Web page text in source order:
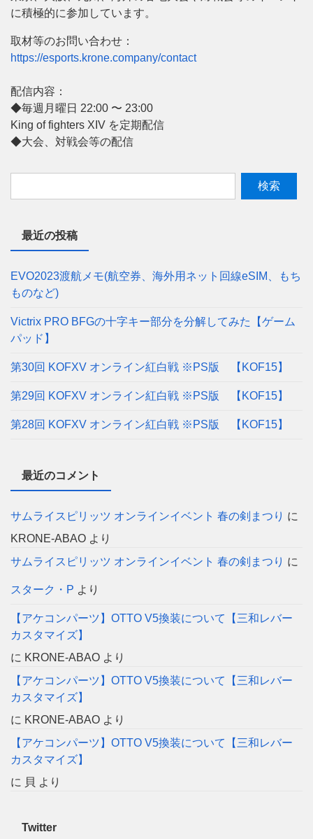
に積極的に参加しています。
取材等のお問い合わせ：
https://esports.krone.company/contact
配信内容：
◆毎週月曜日 22:00 〜 23:00
King of fighters XIV を定期配信
◆大会、対戦会等の配信
最近の投稿
EVO2023渡航メモ(航空券、海外用ネット回線eSIM、もち
ものなど)
Victrix PRO BFGの十字キー部分を分解してみた【ゲーム
パッド】
第30回 KOFXV オンライン紅白戦 ※PS版 【KOF15】
第29回 KOFXV オンライン紅白戦 ※PS版 【KOF15】
第28回 KOFXV オンライン紅白戦 ※PS版 【KOF15】
最近のコメント
サムライスピリッツ オンラインイベント 春の剣まつり に
KRONE-ABAO より
サムライスピリッツ オンラインイベント 春の剣まつり に
スターク・P より
【アケコンパーツ】OTTO V5換装について【三和レバー
カスタマイズ】
に KRONE-ABAO より
【アケコンパーツ】OTTO V5換装について【三和レバー
カスタマイズ】
に KRONE-ABAO より
【アケコンパーツ】OTTO V5換装について【三和レバー
カスタマイズ】
に 貝 より
Twitter